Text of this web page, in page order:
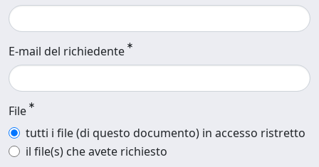
E-mail del richiedente
File
tutti i file (di questo documento) in accesso ristretto
il file(s) che avete richiesto